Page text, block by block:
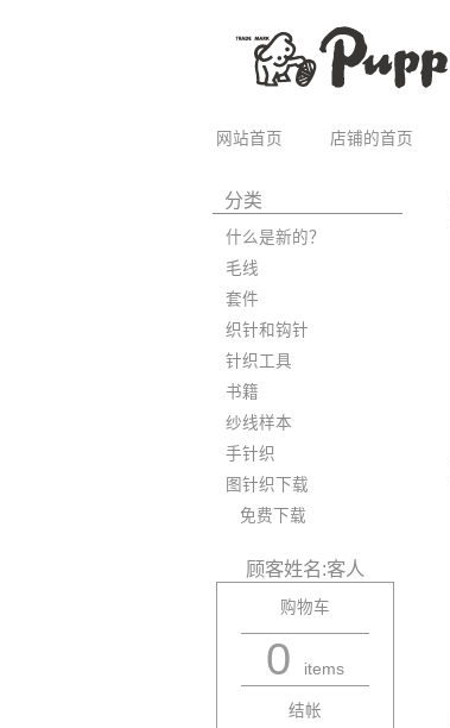
网站首页 店铺的首页
分类
什么是新的？
毛线
套件
织针和钩针
针织工具
书籍
纱线样本
手针织
图针织下载
免费下载
顾客姓名:客人
购物车
0 items
结帐